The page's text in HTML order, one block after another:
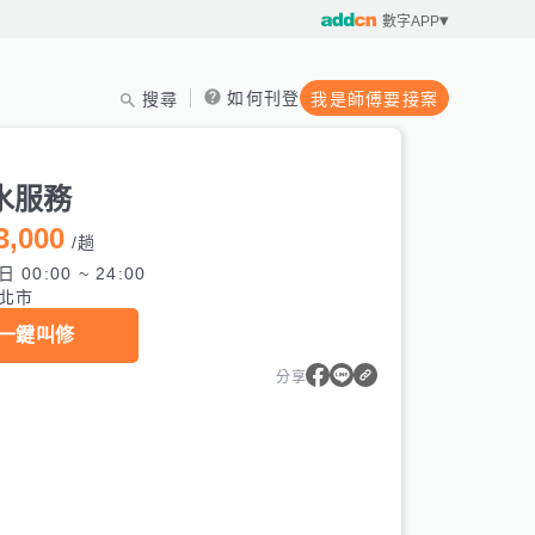
數字APP
搜尋 如何刊登 我是師傅要接案
服務
/趟
00:00 ~ 24:00
市
鍵叫修
分享